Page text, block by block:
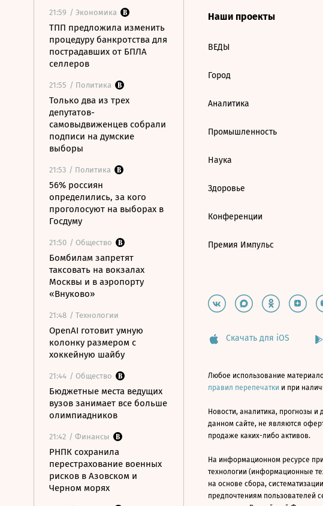
21:59 / Экономика
ТПП предложила изменить
процедуру банкротства для
пострадавших от БПЛА
селлеров
21:55 / Политика
Только два из трех
депутатов-
самовыдвиженцев собрали
подписи на думские
выборы
21:53 / Политика
56% россиян
определились, за кого
проголосуют на выборах в
Госдуму
21:50 / Общество
Бомбилам запретят
таксовать на вокзалах
Москвы и в аэропорту
«Внуково»
21:48 / Технологии
OpenAI готовит умную
колонку размером с
хоккейную шайбу
21:44 / Общество
Бюджетные места ведущих
вузов занимает все больше
олимпиадников
21:42 / Финансы
РНПК сохранила
перестрахование военных
рисков в Азовском и
Черном морях
Наши проекты
ВЕДЫ
Город
Аналитика
Промышленность
Наука
Здоровье
Конференции
Премия Импульс
Скачать для iOS
Любое использование
правил перепечатки и при
Новости, аналитика, прогнозы
данном сайте, не являются
продаже каких-либо активов.
На информационном ресурсе
технологии (информационные
на основе сбора,
предпочтениям пользователей